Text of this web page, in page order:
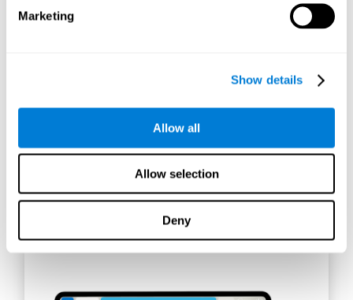
Marketing
Show details
Allow all
Allow selection
Deny
بهذه الطريقة ، يمكننا بناء قواعد بيانات فردية ،